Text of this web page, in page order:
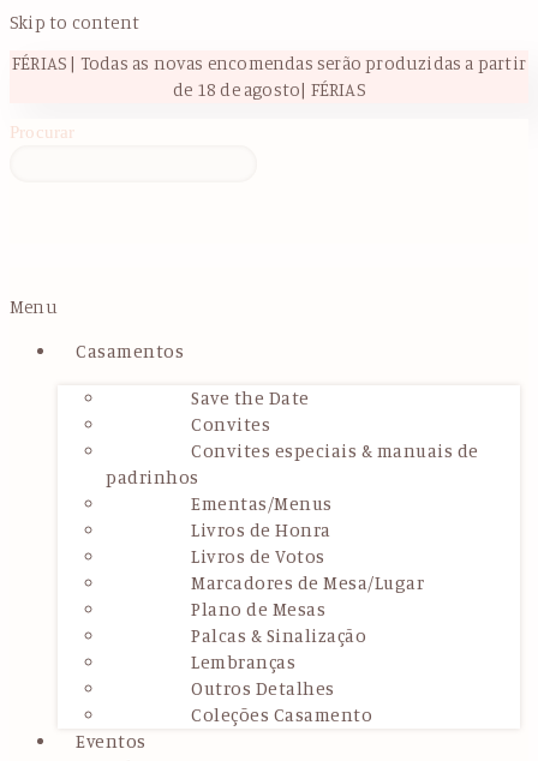
Skip to content
FÉRIAS | Todas as novas encomendas serão produzidas a partir
de 18 de agosto| FÉRIAS
Procurar
Menu
Casamentos
Save the Date
Convites
Convites especiais & manuais de
padrinhos
Ementas/Menus
Livros de Honra
Livros de Votos
Marcadores de Mesa/Lugar
Plano de Mesas
Palcas & Sinalização
Lembranças
Outros Detalhes
Coleções Casamento
Eventos